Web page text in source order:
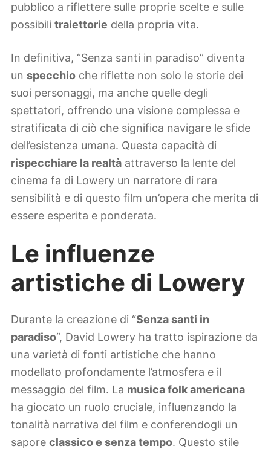
pubblico a riflettere sulle proprie scelte e sulle
possibili traiettorie della propria vita.
In definitiva, “Senza santi in paradiso” diventa
un specchio che riflette non solo le storie dei
suoi personaggi, ma anche quelle degli
spettatori, offrendo una visione complessa e
stratificata di ciò che significa navigare le sfide
dell’esistenza umana. Questa capacità di
rispecchiare la realtà attraverso la lente del
cinema fa di Lowery un narratore di rara
sensibilità e di questo film un’opera che merita di
essere esperita e ponderata.
Le influenze
artistiche di Lowery
Durante la creazione di “Senza santi in
paradiso“, David Lowery ha tratto ispirazione da
una varietà di fonti artistiche che hanno
modellato profondamente l’atmosfera e il
messaggio del film. La musica folk americana
ha giocato un ruolo cruciale, influenzando la
tonalità narrativa del film e conferendogli un
sapore classico e senza tempo. Questo stile